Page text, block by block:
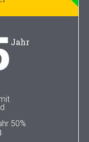
Jahr
50%